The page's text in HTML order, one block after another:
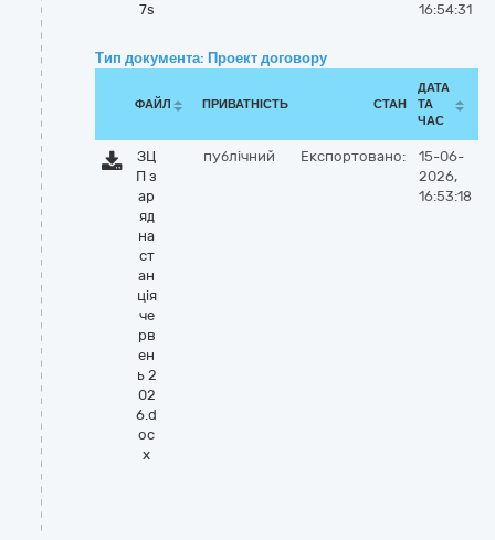
7s 16:54:31
Тип документа: Проект договору
ФАЙЛ ПРИВАТНІСТЬ СТАН
ДАТА
ТА
ЧАС
ЗЦ
П з
ар
яд
на
ст
ан
ція
че
рв
ен
ь 2
02
6.d
oc
x
публічний Експортовано:
15-06-
2026,
16:53:18